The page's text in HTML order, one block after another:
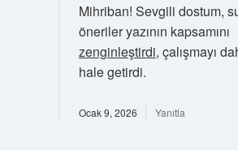
Mihriban! Sevgili dostum,
öneriler yazının kapsamını
zenginleştirdi, çalışmayı
hale getirdi.
Ocak 9, 2026 Yanıtla